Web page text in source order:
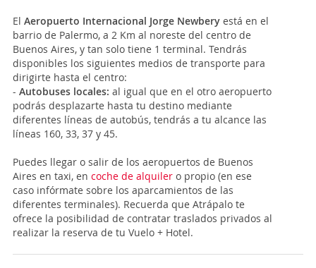
El Aeropuerto Internacional Jorge Newbery está en el
barrio de Palermo, a 2 Km al noreste del centro de
Buenos Aires, y tan solo tiene 1 terminal. Tendrás
disponibles los siguientes medios de transporte para
dirigirte hasta el centro:
- Autobuses locales: al igual que en el otro aeropuerto
podrás desplazarte hasta tu destino mediante
diferentes líneas de autobús, tendrás a tu alcance las
líneas 160, 33, 37 y 45.
Puedes llegar o salir de los aeropuertos de Buenos
Aires en taxi, en coche de alquiler o propio (en ese
caso infórmate sobre los aparcamientos de las
diferentes terminales). Recuerda que Atrápalo te
ofrece la posibilidad de contratar traslados privados al
realizar la reserva de tu Vuelo + Hotel.